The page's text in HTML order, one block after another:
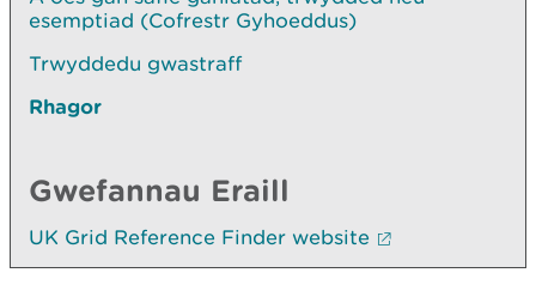
esemptiad (Cofrestr Gyhoeddus)
Trwyddedu gwastraff
Rhagor
Gwefannau Eraill
UK Grid Reference Finder website